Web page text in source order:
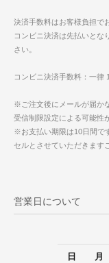
決済手数料はお客様負担で
コンビニ決済は先払いとな
さい。
コンビニ決済手数料：一律
※ご注文後にメールが届か
受信制限設定による可能性
※お支払い期限は10日間で
セルとさせていただきます
営業日について
日
月